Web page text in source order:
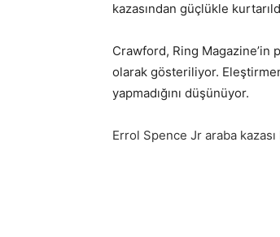
kazasından güçlükle
Crawford, Ring
olarak gösteriliyor.
yapmadığını düşünüyor.
Errol Spence Jr araba